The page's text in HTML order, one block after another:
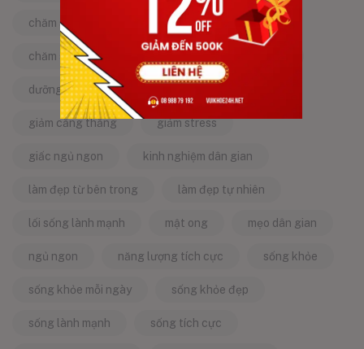
chăm sóc da chăm sóc sức khỏe
chăm sóc sức khỏe tự nhiên
dưỡng da tự nhiên
giảm căng thẳng giảm stress
giấc ngủ ngon kinh nghiệm dân gian
làm đẹp từ bên trong làm đẹp tự nhiên
lối sống lành mạnh mật ong mẹo dân gian
ngủ ngon năng lượng tích cực sống khỏe
sống khỏe mỗi ngày sống khỏe đẹp
sống lành mạnh sống tích cực